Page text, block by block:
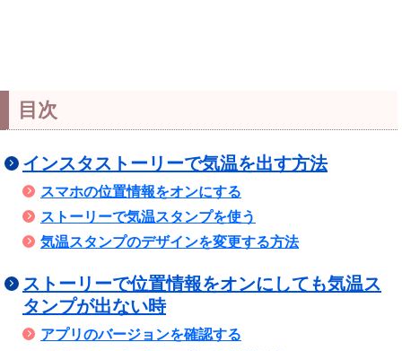
目次
インスタストーリーで気温を出す方法
スマホの位置情報をオンにする
ストーリーで気温スタンプを使う
気温スタンプのデザインを変更する方法
ストーリーで位置情報をオンにしても気温ス
タンプが出ない時
アプリのバージョンを確認する